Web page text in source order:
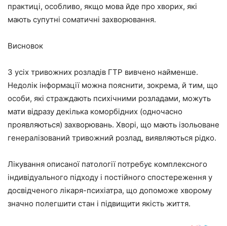
практиці, особливо, якщо мова йде про хворих, які
мають супутні соматичні захворювання.
Висновок
З усіх тривожних розладів ГТР вивчено найменше.
Недолік інформації можна пояснити, зокрема, й тим, що
особи, які страждають психічними розладами, можуть
мати відразу декілька коморбідних (одночасно
проявляються) захворювань. Хворі, що мають ізольоване
генералізований тривожний розлад, виявляються рідко.
Лікування описаної патології потребує комплексного
індивідуального підходу і постійного спостереження у
досвідченого лікаря-психіатра, що допоможе хворому
значно полегшити стан і підвищити якість життя.